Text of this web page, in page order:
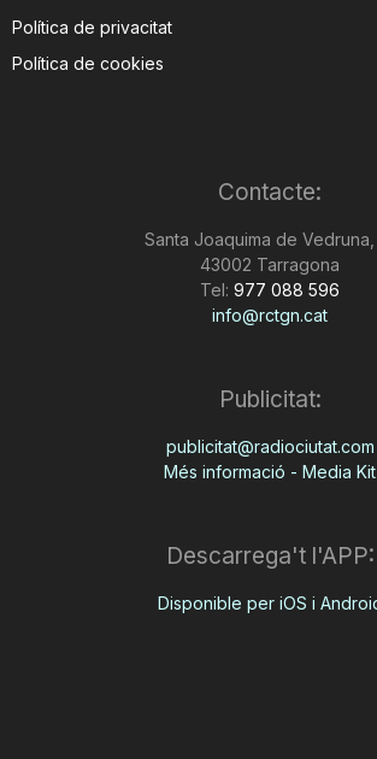
Política de privacitat
Política de cookies
Contacte:
Santa Joaquima de Vedruna,
43002 Tarragona
Tel: 977 088 596
info@rctgn.cat
Publicitat:
publicitat@radiociutat.com
Més informació - Media Kit
Descarrega't l'APP:
Disponible per iOS i